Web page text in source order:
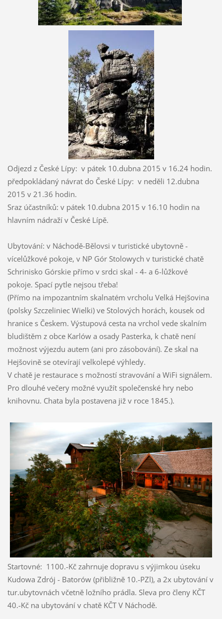
Odjezd z České Lípy: v pátek 10.dubna 2015 v 16.24 hodin.
předpokládaný návrat do České Lípy: v neděli 12.dubna
2015 v 21.36 hodin.
Sraz účastníků: v pátek 10.dubna 2015 v 16.10 hodin na
hlavním nádraží v České Lípě.
Ubytování: v Náchodě-Bělovsi v turistické ubytovně -
vícelůžkové pokoje, v NP Gór Stolowych v turistické chatě
Schrinisko Górskie přímo v srdci skal - 4- a 6-lůžkové
pokoje. Spací pytle nejsou třeba!
(Přímo na impozantním skalnatém vrcholu Velká Hejšovina
(polsky Szczeliniec Wielki) ve Stolových horách, kousek od
hranice s Českem. Výstupová cesta na vrchol vede skalním
bludištěm z obce Karlów a osady Pasterka, k chatě není
možnost výjezdu autem (ani pro zásobování). Ze skal na
Hejšovině se otevírají velkolepé výhledy.
V chatě je restaurace s možností stravování a WiFi signálem.
Pro dlouhé večery možné využít společenské hry nebo
knihovnu. Chata byla postavena již v roce 1845.).
Startovné: 1100.-Kč zahrnuje dopravu s výjimkou úseku
Kudowa Zdrój - Batorów (přibližně 10.-PZl), a 2x ubytování v
tur.ubytovnách včetně ložního prádla. Sleva pro členy KČT
40.-Kč na ubytování v chatě KČT V Náchodě.